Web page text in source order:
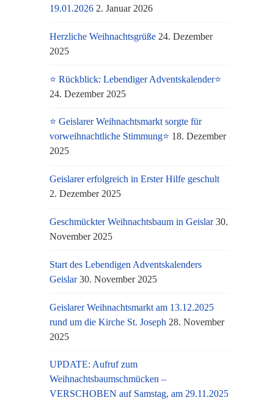
19.01.2026 2. Januar 2026
Herzliche Weihnachtsgrüße 24. Dezember
2025
⭐ Rückblick: Lebendiger Adventskalender⭐
24. Dezember 2025
⭐ Geislarer Weihnachtsmarkt sorgte für
vorweihnachtliche Stimmung⭐ 18. Dezember
2025
Geislarer erfolgreich in Erster Hilfe geschult
2. Dezember 2025
Geschmückter Weihnachtsbaum in Geislar 30.
November 2025
Start des Lebendigen Adventskalenders
Geislar 30. November 2025
Geislarer Weihnachtsmarkt am 13.12.2025
rund um die Kirche St. Joseph 28. November
2025
UPDATE: Aufruf zum
Weihnachtsbaumschmücken –
VERSCHOBEN auf Samstag, am 29.11.2025